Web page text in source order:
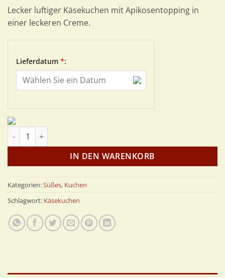
Lecker luftiger Käsekuchen mit Apikosentopping in
einer leckeren Creme.
Lieferdatum *:
Käsekuchen Menge
IN DEN WARENKORB
Kategorien:Süßes, Kuchen
Schlagwort: Käsekuchen